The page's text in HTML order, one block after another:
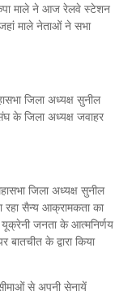
माले ने आज रेलवे स्टेशन
माले नेताओं ने सभा
जिला अध्यक्ष सुनील
के जिला अध्यक्ष जवाहर
जिला अध्यक्ष सुनील
रहा सैन्य आक्रामकता का
यूक्रेनी जनता के आत्मनिर्णय
के द्वारा किया
से अपनी सेनायें